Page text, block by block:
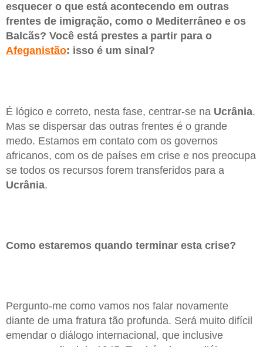
esquecer o que está acontecendo em outras
frentes de imigração, como o Mediterrâneo e os
Balcãs? Você está prestes a partir para o
Afeganistão: isso é um sinal?
É lógico e correto, nesta fase, centrar-se na Ucrânia.
Mas se dispersar das outras frentes é o grande
medo. Estamos em contato com os governos
africanos, com os de países em crise e nos preocupa
se todos os recursos forem transferidos para a
Ucrânia.
Como estaremos quando terminar esta crise?
Pergunto-me como vamos nos falar novamente
diante de uma fratura tão profunda. Será muito difícil
emendar o diálogo internacional, que inclusive